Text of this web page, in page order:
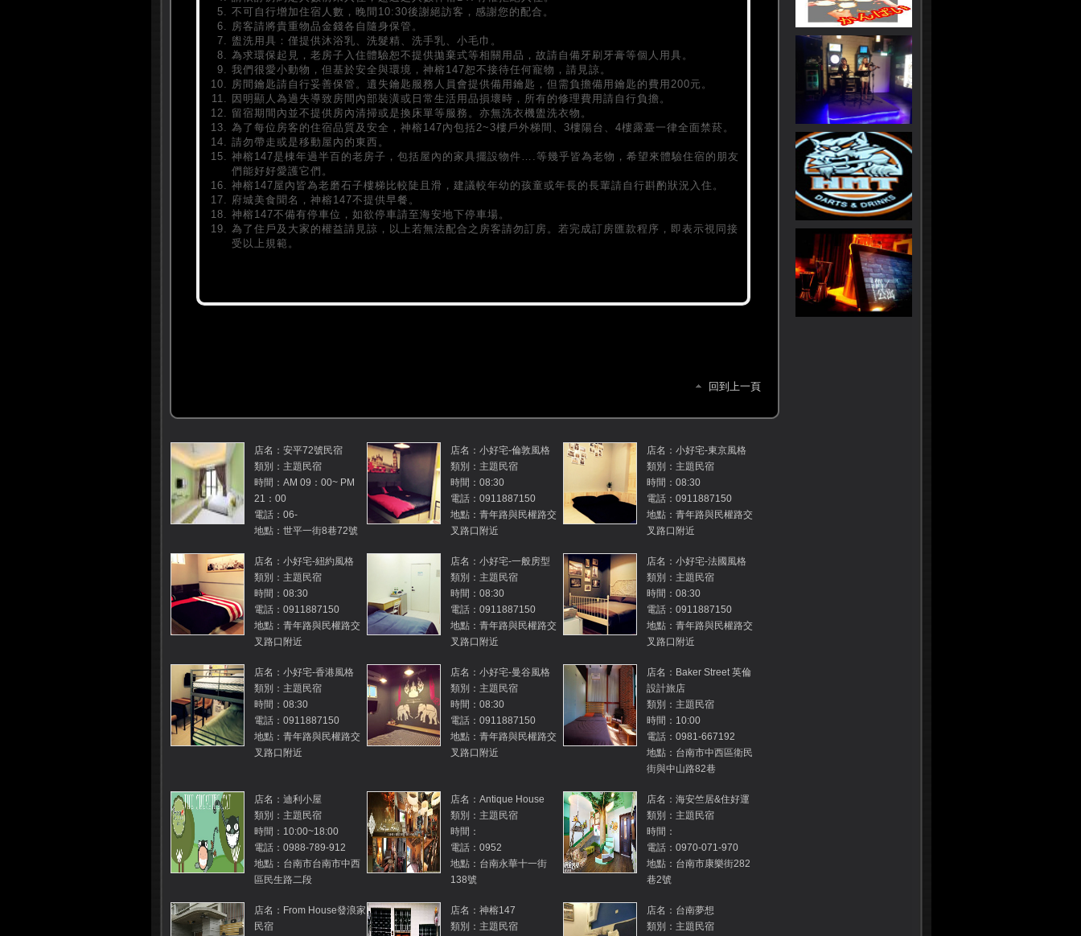
不可自行增加住宿人數，晚間10:30後謝絕訪客，感謝您的配合。
房客請將貴重物品金錢各自隨身保管。
盥洗用具：僅提供沐浴乳、洗髮精、洗手乳、小毛巾。
為求環保起見，老房子入住體驗恕不提供拋棄式等相關用品，故請自備牙刷牙膏等個人用具。
我們很愛小動物，但基於安全與環境，神榕147恕不接待任何寵物，請見諒。
房間鑰匙請自行妥善保管。遺失鑰匙服務人員會提供備用鑰匙，但需負擔備用鑰匙的費用200元。
因明顯人為過失導致房間內部裝潢或日常生活用品損壞時，所有的修理費用請自行負擔。
留宿期間內並不提供房內清掃或是換床單等服務。亦無洗衣機盥洗衣物。
為了每位房客的住宿品質及安全，神榕147內包括2~3樓戶外梯間、3樓陽台、4樓露臺一律全面禁菸。
請勿帶走或是移動屋內的東西。
神榕147是棟年過半百的老房子，包括屋內的家具擺設物件….等幾乎皆為老物，希望來體驗住宿的朋友
們能好好愛護它們。
神榕147屋內皆為老磨石子樓梯比較陡且滑，建議較年幼的孩童或年長的長輩請自行斟酌狀況入住。
府城美食聞名，神榕147不提供早餐。
神榕147不備有停車位，如欲停車請至海安地下停車場。
為了住戶及大家的權益請見諒，以上若無法配合之房客請勿訂房。若完成訂房匯款程序，即表示視同接
受以上規範。
回到上一頁
店名：安平72號民宿
類別：主題民宿
時間：AM 09：00~ PM
21：00
電話：06-
地點：世平一街8巷72號
店名：小好宅-倫敦風格
類別：主題民宿
時間：08:30
電話：0911887150
地點：青年路與民權路交
叉路口附近
店名：小好宅-東京風格
類別：主題民宿
時間：08:30
電話：0911887150
地點：青年路與民權路交
叉路口附近
店名：小好宅-紐約風格
類別：主題民宿
時間：08:30
電話：0911887150
地點：青年路與民權路交
叉路口附近
店名：小好宅-一般房型
類別：主題民宿
時間：08:30
電話：0911887150
地點：青年路與民權路交
叉路口附近
店名：小好宅-法國風格
類別：主題民宿
時間：08:30
電話：0911887150
地點：青年路與民權路交
叉路口附近
店名：小好宅-香港風格
類別：主題民宿
時間：08:30
電話：0911887150
地點：青年路與民權路交
叉路口附近
店名：小好宅-曼谷風格
類別：主題民宿
時間：08:30
電話：0911887150
地點：青年路與民權路交
叉路口附近
店名：Baker Street 英倫
設計旅店
類別：主題民宿
時間：10:00
電話：0981-667192
地點：台南市中西區衛民
街與中山路82巷
店名：迪利小屋
類別：主題民宿
時間：10:00~18:00
電話：0988-789-912
地點：台南市台南市中西
區民生路二段
店名：Antique House
類別：主題民宿
時間：
電話：0952
地點：台南永華十一街
138號
店名：海安竺居&住好運
類別：主題民宿
時間：
電話：0970-071-970
地點：台南市康樂街282
巷2號
店名：From House發浪家
民宿
店名：神榕147
類別：主題民宿
店名：台南夢想
類別：主題民宿